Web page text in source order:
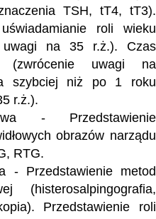
TSH, tT4, tT3).
roli wieku
uwagi na 35 r.ż.). Czas
(zwrócenie uwagi na
szybciej niż po 1 roku
r.ż.).
- Przedstawienie
obrazów narządu
RTG.
- Przedstawienie metod
(histerosalpingografia,
Przedstawienie roli